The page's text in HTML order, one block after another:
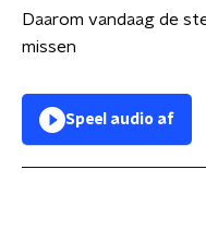
Daarom vandaag de
missen
Speel audio af